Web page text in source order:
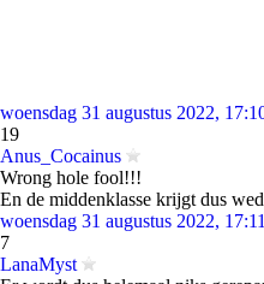
woensdag 31 augustus 2022,
19
Anus_Cocainus
Wrong hole fool!!!
En de middenklasse krijgt dus
woensdag 31 augustus 2022,
7
LanaMyst